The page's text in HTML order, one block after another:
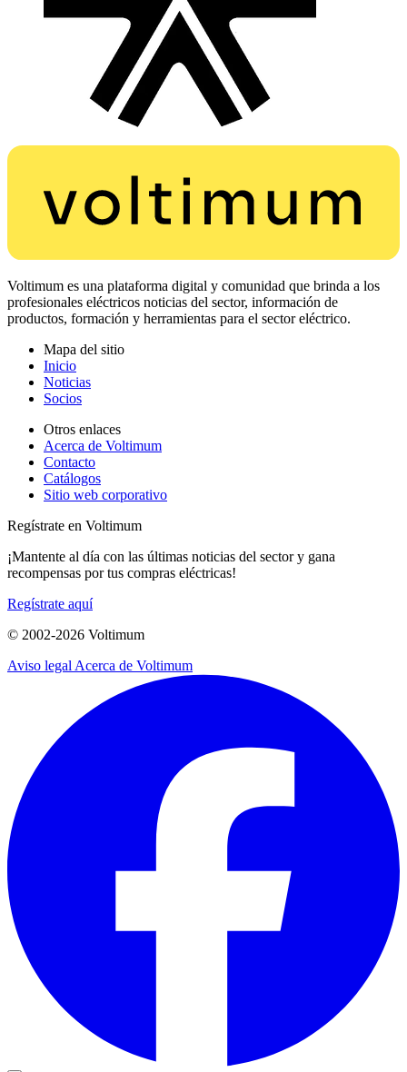
Voltimum es una plataforma digital y comunidad que brinda a los
profesionales eléctricos noticias del sector, información de
productos, formación y herramientas para el sector eléctrico.
Mapa del sitio
Inicio
Noticias
Socios
Otros enlaces
Acerca de Voltimum
Contacto
Catálogos
Sitio web corporativo
Regístrate en Voltimum
¡Mantente al día con las últimas noticias del sector y gana
recompensas por tus compras eléctricas!
Regístrate aquí
© 2002-2026 Voltimum
Aviso legal Acerca de Voltimum